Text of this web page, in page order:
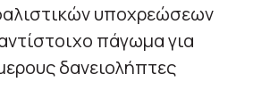
υποχρεώσεων
πάγωμα για
δανειολήπτες